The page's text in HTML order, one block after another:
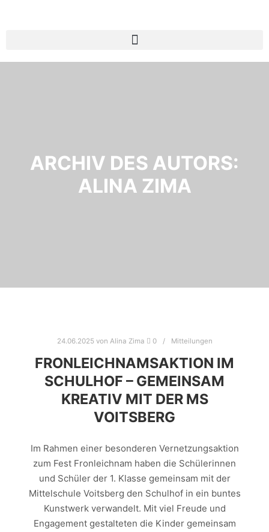
ARCHIV DES AUTORS:
ALINA ZIMA
24.06.2025 von Alina Zima 0 Mitteilungen
FRONLEICHNAMSAKTION IM
SCHULHOF – GEMEINSAM
KREATIV MIT DER MS
VOITSBERG
Im Rahmen einer besonderen Vernetzungsaktion
zum Fest Fronleichnam haben die Schülerinnen
und Schüler der 1. Klasse gemeinsam mit der
Mittelschule Voitsberg den Schulhof in ein buntes
Kunstwerk verwandelt. Mit viel Freude und
Engagement gestalteten die Kinder gemeinsam